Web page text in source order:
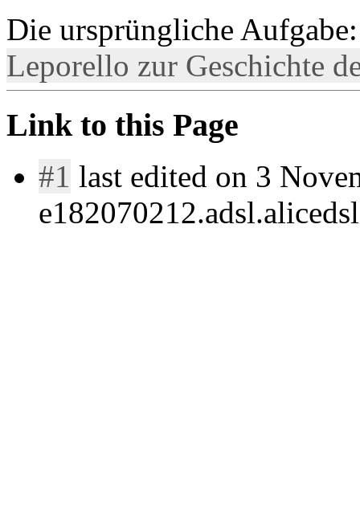
Die ursprüngliche Aufgabe:
Leporello zur Geschichte
Link to this Page
#1 last edited on 3